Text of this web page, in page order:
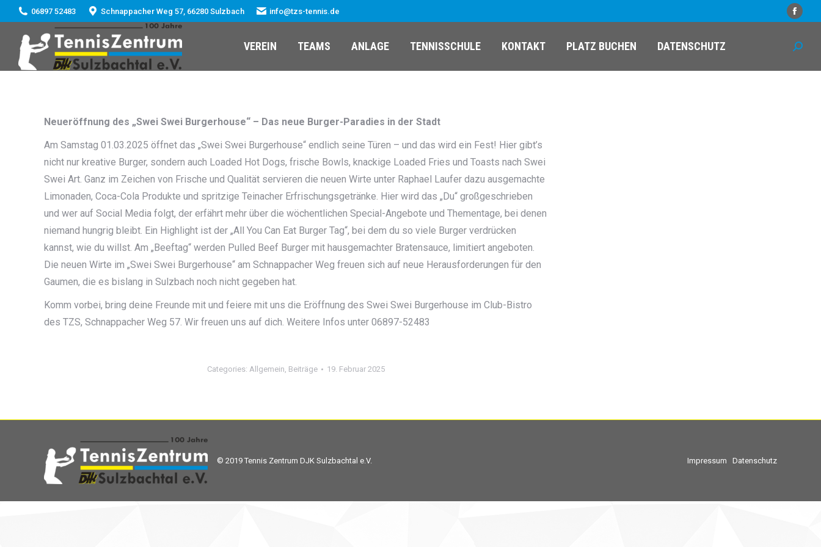
06897 52483 Schnappacher Weg 57, 66280 Sulzbach info@tzs-tennis.de
VEREIN TEAMS ANLAGE TENNISSCHULE KONTAKT PLATZ BUCHEN DATENSCHUTZ
Neueröffnung des „Swei Swei Burgerhouse“ – Das neue Burger-Paradies in der Stadt
Am Samstag 01.03.2025 öffnet das „Swei Swei Burgerhouse“ endlich seine Türen – und das wird ein Fest! Hier gibt’s
nicht nur kreative Burger, sondern auch Loaded Hot Dogs, frische Bowls, knackige Loaded Fries und Toasts nach Swei
Swei Art. Ganz im Zeichen von Frische und Qualität servieren die neuen Wirte unter Raphael Laufer dazu ausgemachte
Limonaden, Coca-Cola Produkte und spritzige Teinacher Erfrischungsgetränke. Hier wird das „Du“ großgeschrieben
und wer auf Social Media folgt, der erfährt mehr über die wöchentlichen Special-Angebote und Thementage, bei denen
niemand hungrig bleibt. Ein Highlight ist der „All You Can Eat Burger Tag“, bei dem du so viele Burger verdrücken
kannst, wie du willst. Am „Beeftag“ werden Pulled Beef Burger mit hausgemachter Bratensauce, limitiert angeboten.
Die neuen Wirte im „Swei Swei Burgerhouse“ am Schnappacher Weg freuen sich auf neue Herausforderungen für den
Gaumen, die es bislang in Sulzbach noch nicht gegeben hat.
Komm vorbei, bring deine Freunde mit und feiere mit uns die Eröffnung des Swei Swei Burgerhouse im Club-Bistro
des TZS, Schnappacher Weg 57. Wir freuen uns auf dich. Weitere Infos unter 06897-52483
Categories: Allgemein, Beiträge 19. Februar 2025
© 2019 Tennis Zentrum DJK Sulzbachtal e.V. Impressum Datenschutz